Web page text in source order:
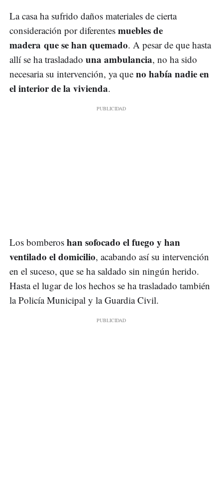
La casa ha sufrido daños materiales de cierta
consideración por diferentes muebles de
madera que se han quemado. A pesar de que hasta
allí se ha trasladado una ambulancia, no ha sido
necesaria su intervención, ya que no había nadie en
el interior de la vivienda.
Los bomberos han sofocado el fuego y han
ventilado el domicilio, acabando así su intervención
en el suceso, que se ha saldado sin ningún herido.
Hasta el lugar de los hechos se ha trasladado también
la Policía Municipal y la Guardia Civil.